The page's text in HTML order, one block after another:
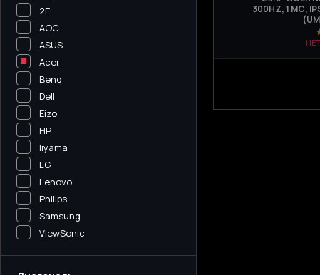
2E
AOC
ASUS
Acer
Benq
Dell
Eizo
HP
Iiyama
LG
Lenovo
Philips
Samsung
ViewSonic
300HZ, 1 МС,